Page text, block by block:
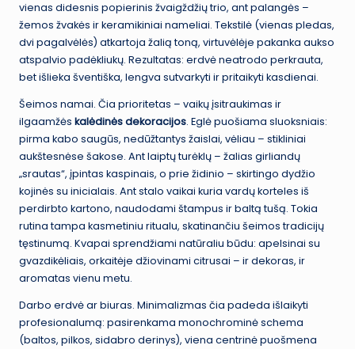
vienas didesnis popierinis žvaigždžių trio, ant palangės –
žemos žvakės ir keramikiniai nameliai. Tekstilė (vienas pledas,
dvi pagalvėlės) atkartoja žalią toną, virtuvėlėje pakanka aukso
atspalvio padėkliukų. Rezultatas: erdvė neatrodo perkrauta,
bet išlieka šventiška, lengva sutvarkyti ir pritaikyti kasdienai.
Šeimos namai. Čia prioritetas – vaikų įsitraukimas ir
ilgaamžės kalėdinės dekoracijos. Eglė puošiama sluoksniais:
pirma kabo saugūs, nedūžtantys žaislai, vėliau – stikliniai
aukštesnėse šakose. Ant laiptų turėklų – žalias girliandų
„srautas“, įpintas kaspinais, o prie židinio – skirtingo dydžio
kojinės su inicialais. Ant stalo vaikai kuria vardų korteles iš
perdirbto kartono, naudodami štampus ir baltą tušą. Tokia
rutina tampa kasmetiniu ritualu, skatinančiu šeimos tradicijų
tęstinumą. Kvapai sprendžiami natūraliu būdu: apelsinai su
gvazdikėliais, orkaitėje džiovinami citrusai – ir dekoras, ir
aromatas vienu metu.
Darbo erdvė ar biuras. Minimalizmas čia padeda išlaikyti
profesionalumą: pasirenkama monochrominė schema
(baltos, pilkos, sidabro derinys), viena centrinė puošmena